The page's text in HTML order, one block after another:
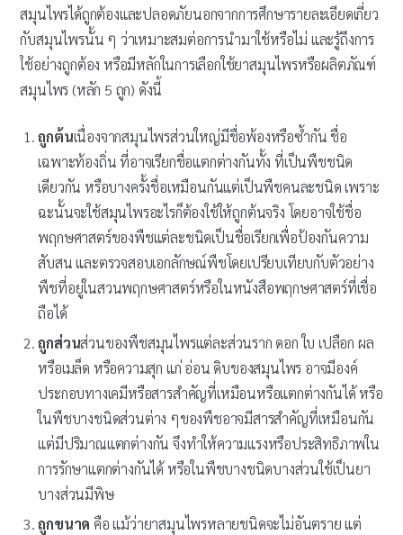
สมุนไพรได้ถูกต้องและปลอดภัยนอกจากการศึกษารายละเอียดเกี่ยว
กับสมุนไพรนั้น ๆ ว่าเหมาะสมต่อการนำมาใช้หรือไม่ และรู้ถึงการ
ใช้อย่างถูกต้อง หรือมีหลักในการเลือกใช้ยาสมุนไพรหรือผลิตภัณฑ์
สมุนไพร (หลัก 5 ถูก) ดังนี้
ถูกต้นเนื่องจากสมุนไพรส่วนใหญ่มีชื่อพ้องหรือซ้ำกัน ชื่อ
เฉพาะท้องถิ่น ที่อาจเรียกชื่อแตกต่างกันทั้ง ที่เป็นพืชชนิด
เดียวกัน หรือบางครั้งชื่อเหมือนกันแต่เป็นพืชคนละชนิด เพราะ
ฉะนั้นจะใช้สมุนไพรอะไรก็ต้องใช้ให้ถูกต้นจริง โดยอาจใช้ชื่อ
พฤกษศาสตร์ของพืชแต่ละชนิดเป็นชื่อเรียกเพื่อป้องกันความ
สับสน และตรวจสอบเอกลักษณ์พืชโดยเปรียบเทียบกับตัวอย่าง
พืชที่อยู่ในสวนพฤกษศาสตร์หรือในหนังสือพฤกษศาสตร์ที่เชื่อ
ถือได้
ถูกส่วนส่วนของพืชสมุนไพรแต่ละส่วนราก ดอก ใบ เปลือก ผล
หรือเมล็ด หรือความสุก แก่ อ่อน ดิบของสมุนไพร อาจมีองค์
ประกอบทางเคมีหรือสารสำคัญที่เหมือนหรือแตกต่างกันได้ หรือ
ในพืชบางชนิดส่วนต่าง ๆของพืชอาจมีสารสำคัญที่เหมือนกัน
แต่มีปริมาณแตกต่างกัน จึงทำให้ความแรงหรือประสิทธิภาพใน
การรักษาแตกต่างกันได้ หรือในพืชบางชนิดบางส่วนใช้เป็นยา
บางส่วนมีพิษ
ถูกขนาด คือ แม้ว่ายาสมุนไพรหลายชนิดจะไม่อันตราย แต่